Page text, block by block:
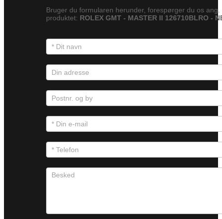
Bruger du formularen herunder, forespørger du os ang.
produktet: ROLEX GMT - MASTER II 126710BLRO -